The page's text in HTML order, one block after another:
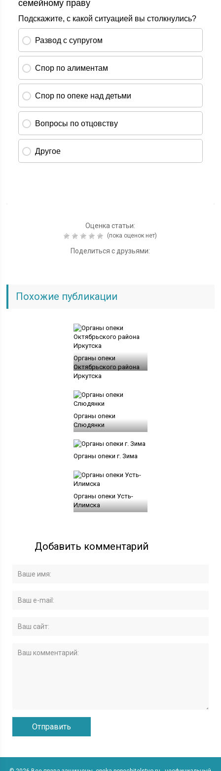
Оценка статьи:
(пока оценок нет)
Поделиться с друзьями:
Похожие публикации
Органы опеки
Октябрьского района
Иркутска
Органы опеки
Слюдянки
Органы опеки г. Зима
Органы опеки Усть-
Илимска
Добавить комментарий